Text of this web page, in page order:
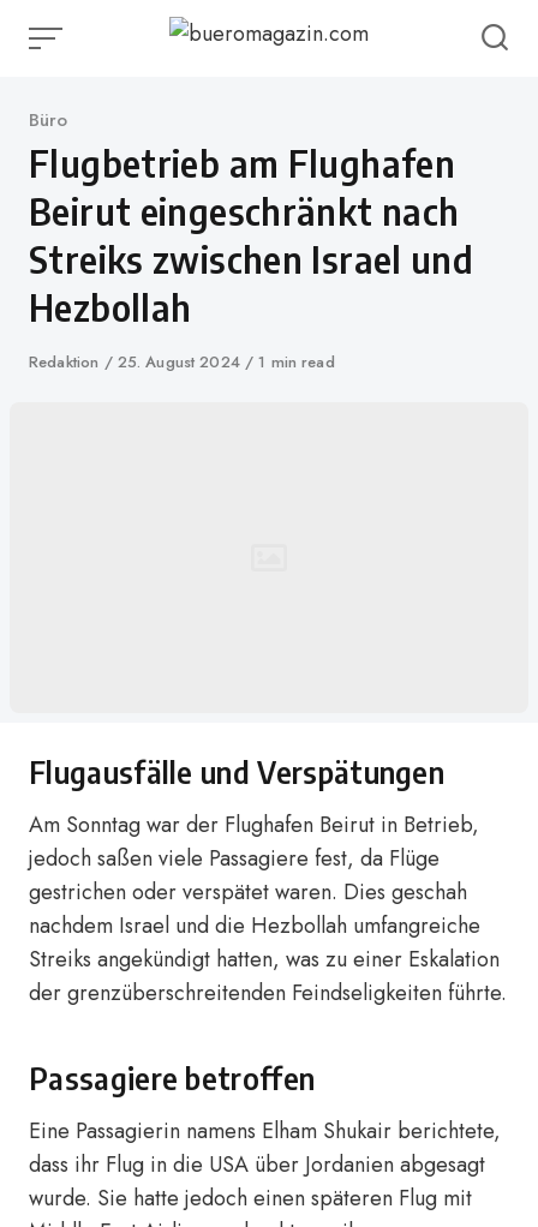
Category
Büro
Flugbetrieb am Flughafen
Beirut eingeschränkt nach
Streiks zwischen Israel und
Hezbollah
Author
Redaktion
Published
25. August 2024 1 min read
Flugausfälle und Verspätungen
Am Sonntag war der Flughafen Beirut in Betrieb,
jedoch saßen viele Passagiere fest, da Flüge
gestrichen oder verspätet waren. Dies geschah
nachdem Israel und die Hezbollah umfangreiche
Streiks angekündigt hatten, was zu einer Eskalation
der grenzüberschreitenden Feindseligkeiten führte.
Passagiere betroffen
Eine Passagierin namens Elham Shukair berichtete,
dass ihr Flug in die USA über Jordanien abgesagt
wurde. Sie hatte jedoch einen späteren Flug mit